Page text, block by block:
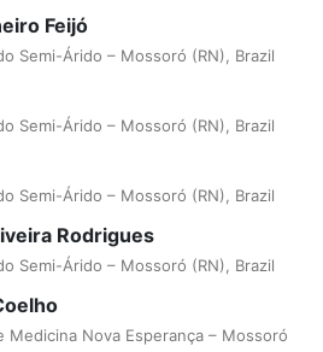
Feijó
Semi-Árido – Mossoró (RN), Brazil
Semi-Árido – Mossoró (RN), Brazil
Semi-Árido – Mossoró (RN), Brazil
Rodrigues
Semi-Árido – Mossoró (RN), Brazil
Medicina Nova Esperança – Mossoró